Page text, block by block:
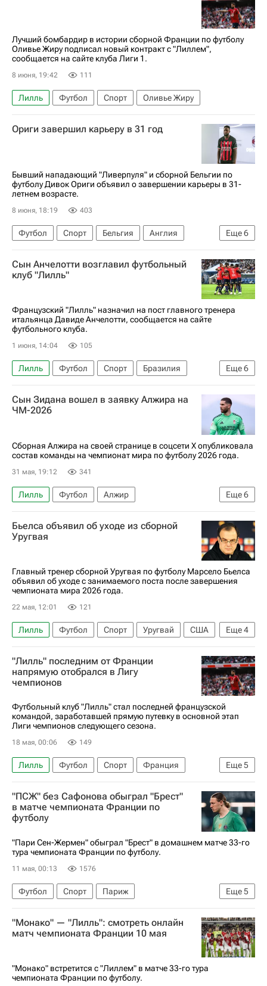
Лучший бомбардир в истории сборной Франции по футболу
Оливье Жиру подписал новый контракт с "Лиллем",
сообщается на сайте клуба Лиги 1.
8 июня, 19:42 111
Лилль Футбол Спорт Оливье Жиру
Ориги завершил карьеру в 31 год
Бывший нападающий "Ливерпуля" и сборной Бельгии по
футболу Дивок Ориги объявил о завершении карьеры в 31-
летнем возрасте.
8 июня, 18:19 403
Еще6
Футбол Спорт Бельгия
Англия
Россия
Дивок Ориги
Ливерпуль
Ноттингем Форест
Сын Анчелотти возглавил футбольный
клуб "Лилль"
Французский "Лилль" назначил на пост главного тренера
итальянца Давиде Анчелотти, сообщается на сайте
футбольного клуба.
1 июня, 14:04 105
Еще6
Лилль Футбол Спорт
Бразилия
Брюно Женезио
Карло Анчелотти
Ботафого
Реал Мадрид
Лига чемпионов УЕФА 2026-2027
Сын Зидана вошел в заявку Алжира на
ЧМ-2026
Сборная Алжира на своей странице в соцсети X опубликовала
состав команды на чемпионат мира по футболу 2026 года.
31 мая, 19:12 341
Еще6
Лилль Футбол
Алжир
Набиль Бенталеб
Амин Гуири
Рияд Марез
ЧМ по футболу 2026
Манчестер Сити
Бьелса объявил об уходе из сборной
Уругвая
Главный тренер сборной Уругвая по футболу Марсело Бьелса
объявил об уходе с занимаемого поста после завершения
чемпионата мира 2026 года.
22 мая, 12:01 121
Еще4
Лилль Футбол Спорт Уругвай
США
Канада
Марсело Бьелса
Лацио
Лидс Юнайтед
"Лилль" последним от Франции
напрямую отобрался в Лигу
чемпионов
Футбольный клуб "Лилль" стал последней французской
командой, заработавшей прямую путевку в основной этап
Лиги чемпионов следующего сезона.
18 мая, 00:06 149
Еще5
Лилль Футбол Спорт
Франция
Александр Головин
Ланс
Ницца
Лига чемпионов УЕФА 2026-2027
Чемпионат Франции по футболу (Лига 1)
"ПСЖ" без Сафонова обыграл "Брест"
в матче чемпионата Франции по
футболу
"Пари Сен-Жермен" обыграл "Брест" в домашнем матче 33-го
тура чемпионата Франции по футболу.
11 мая, 00:13 1576
Еще5
Футбол Спорт
Париж
Матвей Сафонов
Брест
Пари Сен-Жермен (ПСЖ)
Ланс
"Монако" — "Лилль": смотреть онлайн
матч чемпионата Франции 10 мая
"Монако" встретится с "Лиллем" в матче 33-го тура
чемпионата Франции по футболу.